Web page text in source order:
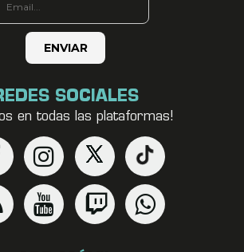
SOCIALES
en todas las plataformas!